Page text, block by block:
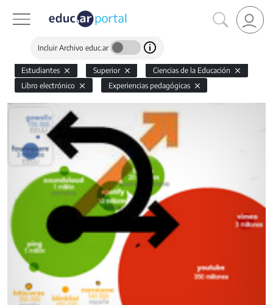
Incluir Archivo educ.ar
Estudiantes Superior
Ciencias de la Educación
Libro electrónico
Experiencias pedagógicas